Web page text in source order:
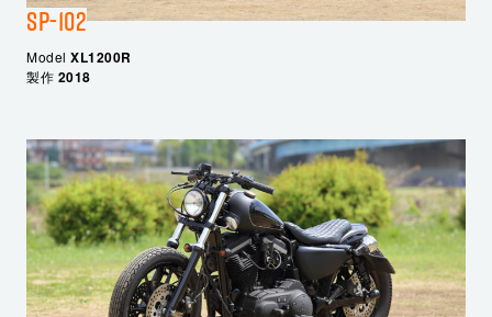
SP-102
Model XL1200R
製作 2018